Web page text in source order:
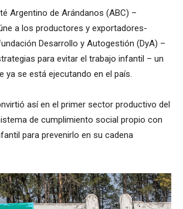
Argentino de Arándanos (ABC) –
a los productores y exportadores-
Desarrollo y Autogestión (DyA) –
para evitar el trabajo infantil – un
ya se está ejecutando en el país.
así en el primer sector productivo del
de cumplimiento social propio con
para prevenirlo en su cadena